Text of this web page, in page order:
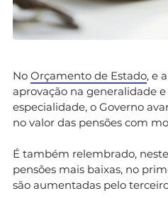
No Orçamento de Estado, e
aprovação na generalidade
especialidade, o Governo
no valor das pensões com
É também relembrado,
pensões mais baixas, no
são aumentadas pelo